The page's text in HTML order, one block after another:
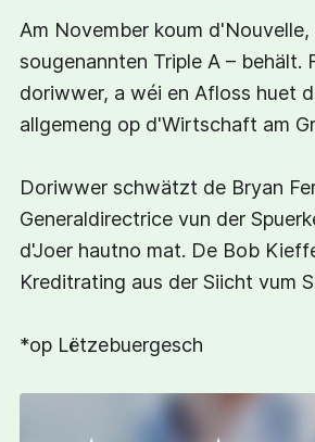
Am November koum
sougenannten Triple A –
doriwwer, a wéi en Afloss huet
allgemeng op d'Wirtschaft am
Doriwwer schwätzt de Bryan
Generaldirectrice vun der
d'Joer hautno mat. De Bob
Kreditrating aus der Siicht vum
*op Lëtzebuergesch